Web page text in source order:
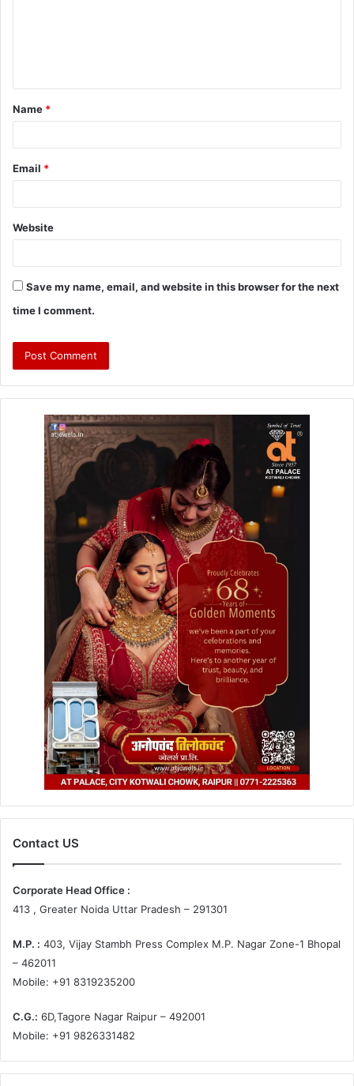
Name *
Email *
Website
Save my name, email, and website in this browser for the next
time I comment.
Contact US
Corporate Head Office :
413 , Greater Noida Uttar Pradesh – 291301
M.P. : 403, Vijay Stambh Press Complex M.P. Nagar Zone-1 Bhopal
– 462011
Mobile: +91 8319235200
C.G.: 6D,Tagore Nagar Raipur – 492001
Mobile: +91 9826331482